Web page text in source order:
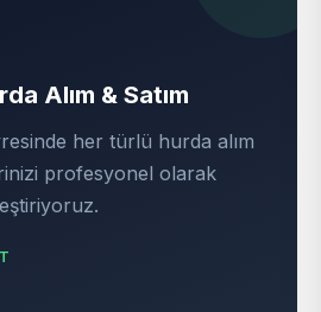
Alım & Satım
her türlü hurda alım
profesyonel olarak